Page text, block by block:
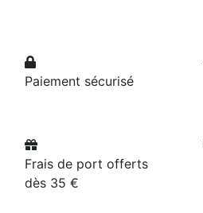
Paiement sécurisé
Frais de port offerts
dès 35 €